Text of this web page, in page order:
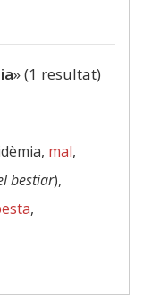
» (1 resultat)
mal,
bestiar),
,